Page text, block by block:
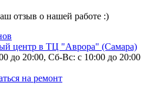
отзыв о нашей работе :)
центр в ТЦ "Аврора" (Самара)
до 20:00, Сб-Вс: с 10:00 до 20:00
на ремонт